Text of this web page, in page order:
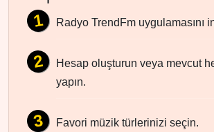
Radyo TrendFm uygulamasını
Hesap oluşturun veya mevcut
yapın.
Favori müzik türlerinizi seçin.